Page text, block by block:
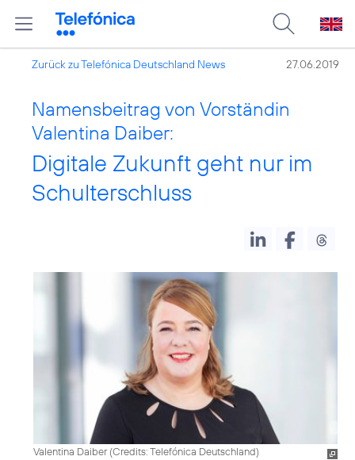
Zurück zu Telefónica Deutschland News 27.06.2019
Namensbeitrag von Vorständin
Valentina Daiber:
Digitale Zukunft geht nur im
Schulterschluss
Valentina Daiber (Credits: Telefónica Deutschland)